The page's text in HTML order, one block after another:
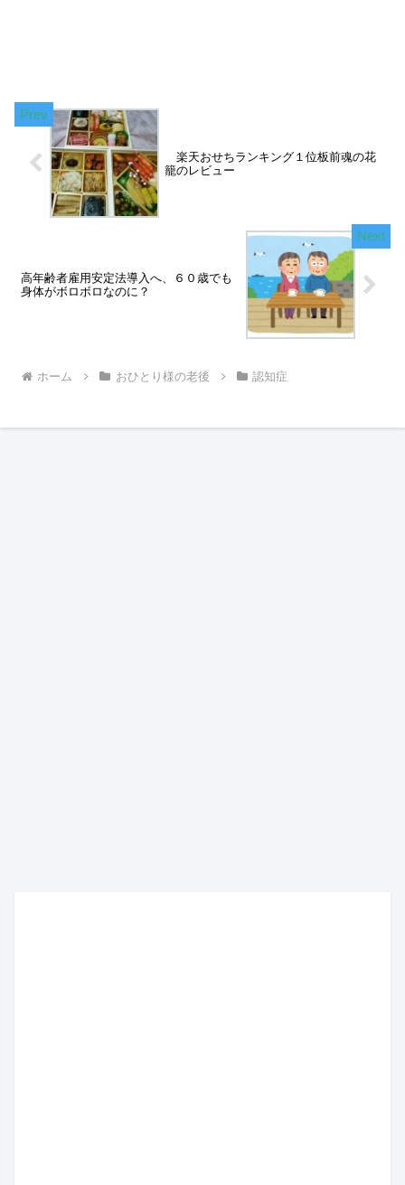
楽天おせちランキング１位板前魂の花
籠のレビュー
高年齢者雇用安定法導入へ、６０歳でも
身体がボロボロなのに？
ホーム おひとり様の老後 認知症